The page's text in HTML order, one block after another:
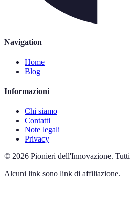
Navigation
Home
Blog
Informazioni
Chi siamo
Contatti
Note legali
Privacy
© 2026 Pionieri dell'Innovazione.
Alcuni link sono link di affiliazione.